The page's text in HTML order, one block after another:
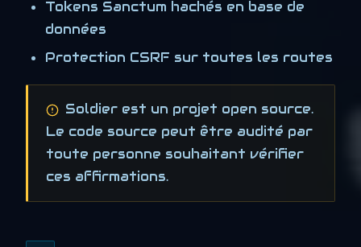
Tokens Sanctum hachés en base de
données
Protection CSRF sur toutes les routes
Soldier est un projet open source.
Le code source peut être audité par
toute personne souhaitant vérifier
ces affirmations.